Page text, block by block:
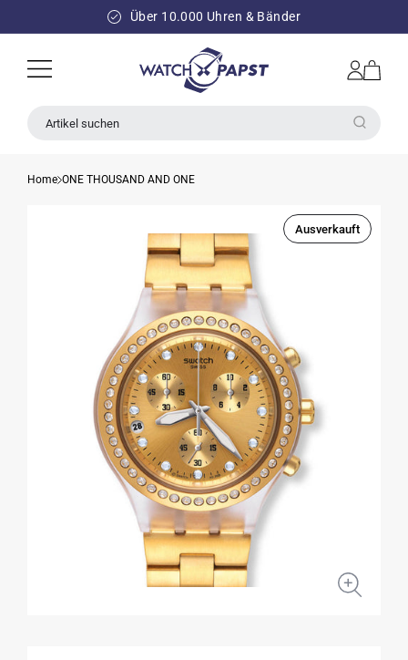
INHALT
Über 10.000 Uhren & Bänder
Einloggen
Warenkorb
Artikel suchen
Home ONE THOUSAND AND ONE
Ausverkauft